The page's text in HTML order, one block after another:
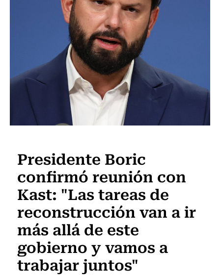
Presidente Boric
confirmó reunión con
Kast: "Las tareas de
reconstrucción van a ir
más allá de este
gobierno y vamos a
trabajar juntos"